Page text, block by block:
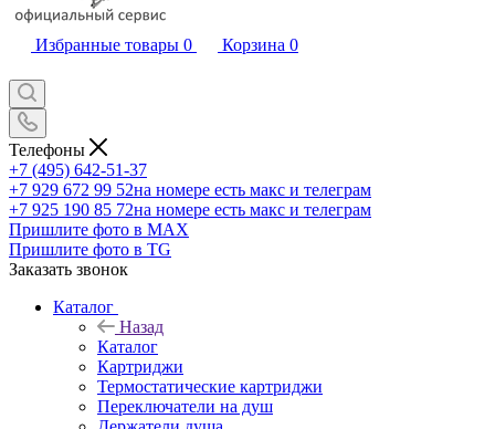
Избранные товары 0 Корзина 0
Телефоны
+7 (495) 642-51-37
+7 929 672 99 52на номере есть макс и телеграм
+7 925 190 85 72на номере есть макс и телеграм
Пришлите фото в MAX
Пришлите фото в TG
Заказать звонок
Каталог
Назад
Каталог
Картриджи
Термостатические картриджи
Переключатели на душ